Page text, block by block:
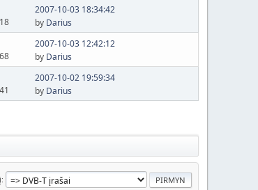
2007-10-03 18:34:42
by Darius
2007-10-03 12:42:12
by Darius
2007-10-02 19:59:34
by Darius